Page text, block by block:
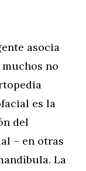
asocia
no
es la
del
– en otras
La